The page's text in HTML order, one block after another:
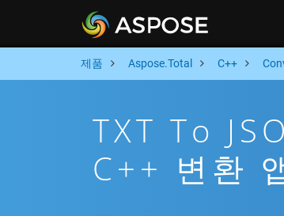
제품 Aspose.Total C++
TXT To
C++ 변환